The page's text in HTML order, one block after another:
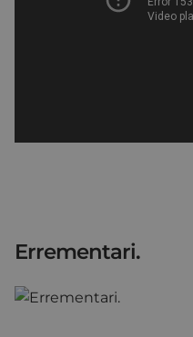
Errementari.